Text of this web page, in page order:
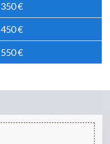
350 €
450 €
550 €